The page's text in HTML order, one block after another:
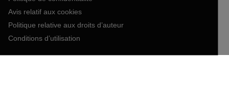
Avis relatif aux cookies
Politique relative aux droits d’auteur
Conditions d’utilisation